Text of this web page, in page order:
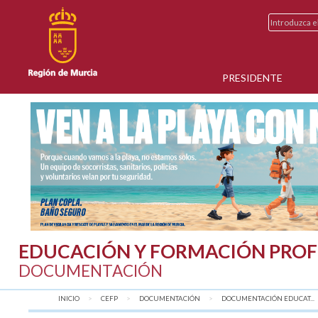
PRESIDENTE
EDUCACIÓN Y FORMACIÓN
DOCUMENTACIÓN
INICIO CEFP DOCUMENTACIÓN DOCUMENTACIÓN EDUCAT...